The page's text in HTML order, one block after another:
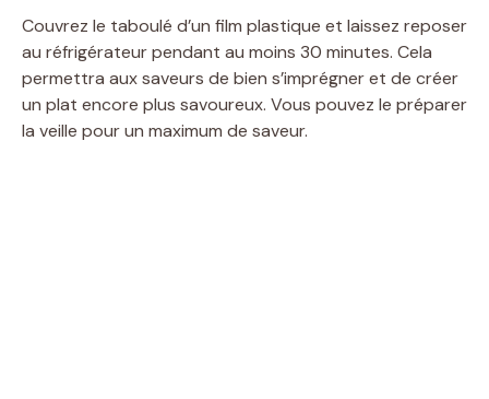
Couvrez le taboulé d’un film plastique et laissez reposer
au réfrigérateur pendant au moins 30 minutes. Cela
permettra aux saveurs de bien s’imprégner et de créer
un plat encore plus savoureux. Vous pouvez le préparer
la veille pour un maximum de saveur.